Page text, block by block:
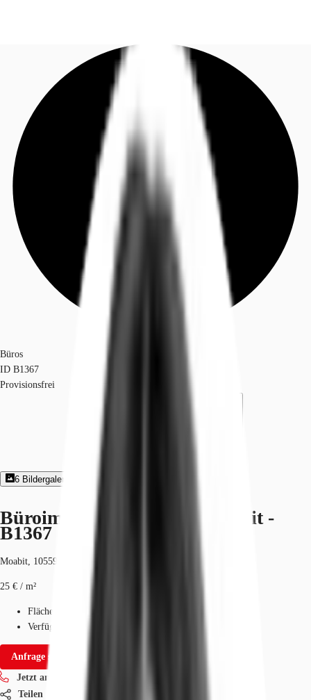
Investieren
Marktinformationen
Coworking
Ihre Ansprechpartner
Favoriten
Jetzt anrufen Kontaktieren Sie uns
Büros
ID B1367
Provisionsfrei
6 Bildergalerie
Büroimmobilie - Berlin, Moabit -
B1367
Moabit, 10559, Berlin, Berlin
25 € / m²
Fläche
Verfügbarkeit
Anfrage senden
Jetzt anrufen
Teilen